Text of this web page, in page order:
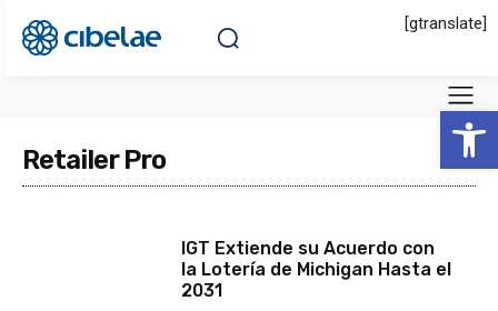
Abrir
[gtranslate]
Retailer Pro
IGT Extiende su Acuerdo con
la Lotería de Michigan Hasta el
2031